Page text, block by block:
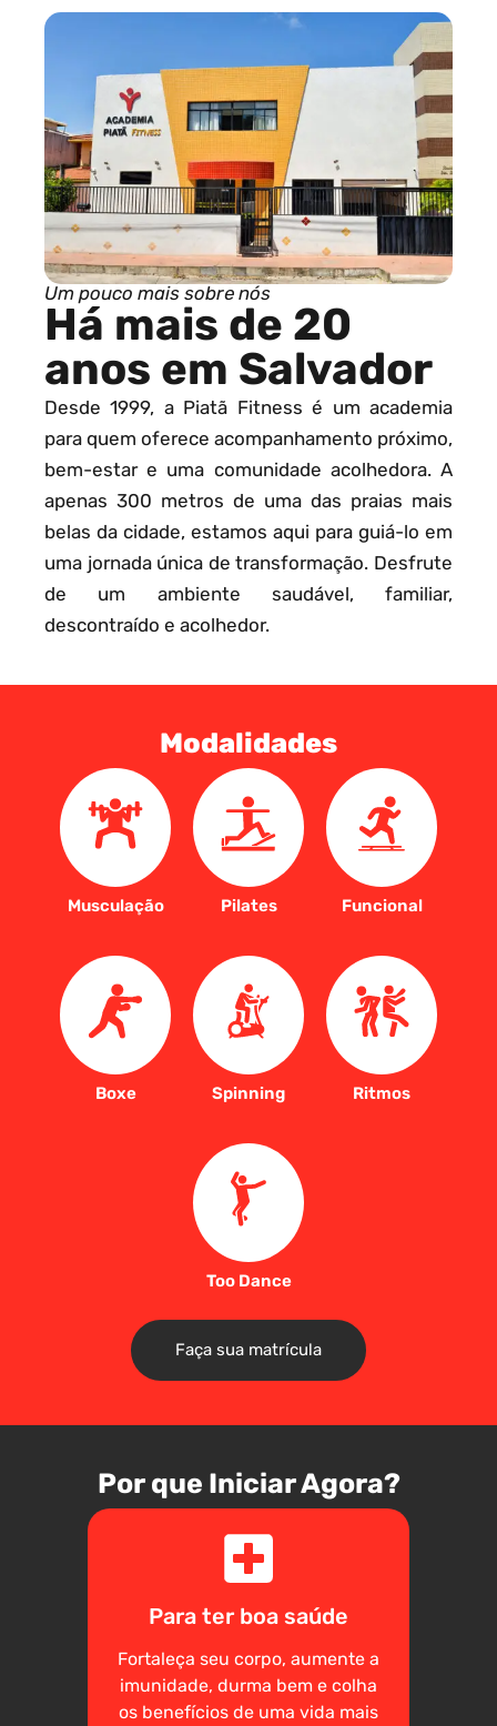
Um pouco mais sobre nós
Há mais de 20
anos em Salvador
Desde 1999, a Piatã Fitness é um academia
para quem oferece acompanhamento próximo,
bem-estar e uma comunidade acolhedora. A
apenas 300 metros de uma das praias mais
belas da cidade, estamos aqui para guiá-lo em
uma jornada única de transformação. Desfrute
de um ambiente saudável, familiar,
descontraído e acolhedor.
Modalidades
Musculação Pilates Funcional
Boxe Spinning Ritmos
Too Dance
Faça sua matrícula
Por que Iniciar Agora?
Para ter boa saúde
Fortaleça seu corpo, aumente a
imunidade, durma bem e colha
os benefícios de uma vida mais